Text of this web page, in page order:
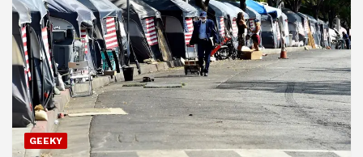
GEEKY